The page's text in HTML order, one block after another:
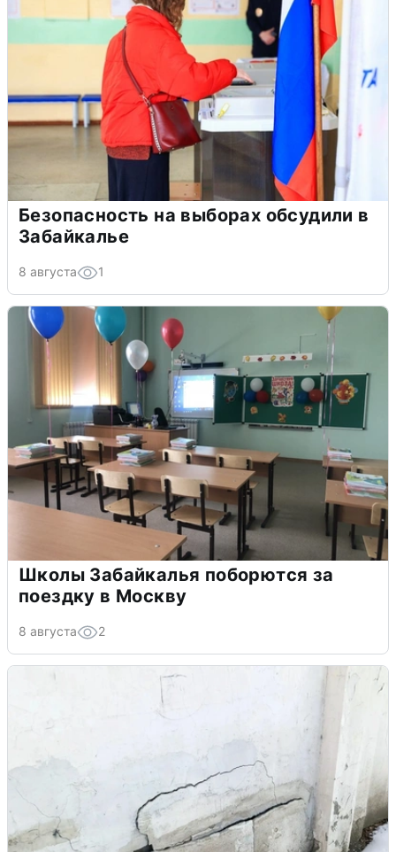
Безопасность на выборах обсудили в
Забайкалье
8 августа 1
Школы Забайкалья поборются за
поездку в Москву
8 августа 2